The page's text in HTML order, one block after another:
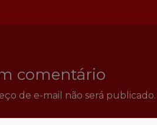
comentário
de e-mail não será publicado.